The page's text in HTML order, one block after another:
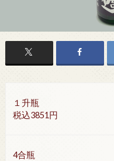
１升瓶
税込3851円
4合瓶